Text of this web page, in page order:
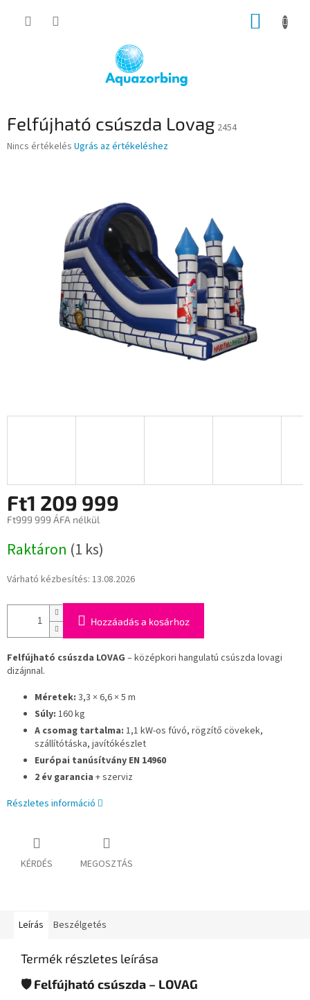
KOSÁR
Felfújható csúszda Lovag 2454
A
Nincs értékelés Ugrás az értékeléshez
Ft1 209 999
Ft999 999 ÁFA nélkül
Raktáron (1 ks)
Várható kézbesítés: 13.08.2026
Hozzáadás a kosárhoz
Felfújható csúszda LOVAG – középkori hangulatú csúszda lovagi
dizájnnal.
Méretek: 3,3 × 6,6 × 5 m
Súly: 160 kg
A csomag tartalma: 1,1 kW-os fúvó, rögzítő cövekek,
szállítótáska, javítókészlet
Európai tanúsítvány EN 14960
2 év garancia + szerviz
Részletes információ
KÉRDÉS MEGOSZTÁS
Leírás Beszélgetés
Termék részletes leírása
🛡️ Felfújható csúszda – LOVAG